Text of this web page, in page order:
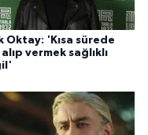
Oktay: 'Kısa sürede
vermek sağlıklı